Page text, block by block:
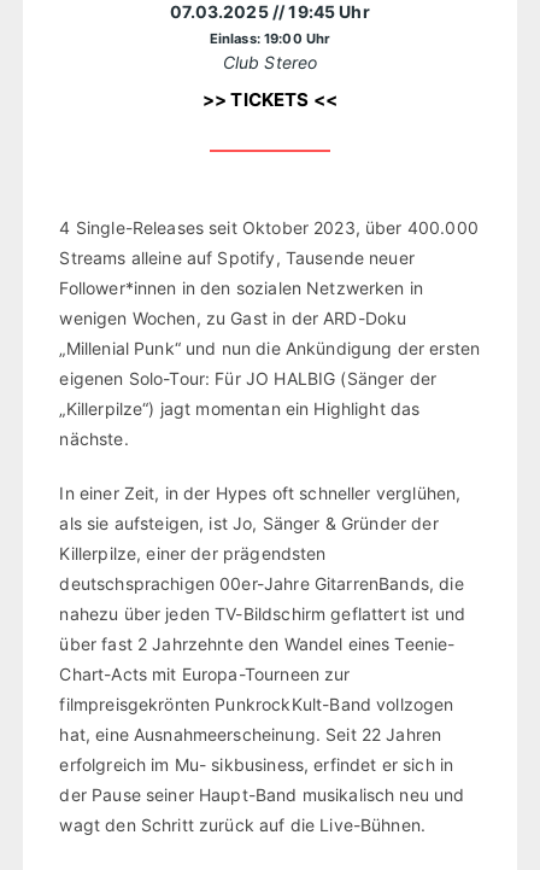
07.03.2025 // 19:45 Uhr
Einlass: 19:00 Uhr
Club Stereo
>> TICKETS <<
4 Single-Releases seit Oktober 2023, über 400.000
Streams alleine auf Spotify, Tausende neuer
Follower*innen in den sozialen Netzwerken in
wenigen Wochen, zu Gast in der ARD-Doku
„Millenial Punk“ und nun die Ankündigung der ersten
eigenen Solo-Tour: Für JO HALBIG (Sänger der
„Killerpilze“) jagt momentan ein Highlight das
nächste.
In einer Zeit, in der Hypes oft schneller verglühen,
als sie aufsteigen, ist Jo, Sänger & Gründer der
Killerpilze, einer der prägendsten
deutschsprachigen 00er-Jahre GitarrenBands, die
nahezu über jeden TV-Bildschirm geflattert ist und
über fast 2 Jahrzehnte den Wandel eines Teenie-
Chart-Acts mit Europa-Tourneen zur
filmpreisgekrönten PunkrockKult-Band vollzogen
hat, eine Ausnahmeerscheinung. Seit 22 Jahren
erfolgreich im Mu- sikbusiness, erfindet er sich in
der Pause seiner Haupt-Band musikalisch neu und
wagt den Schritt zurück auf die Live-Bühnen.